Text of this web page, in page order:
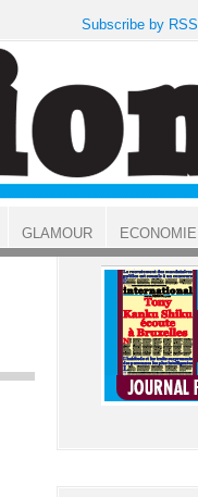
Subscribe by RSS
GLAMOUR ECONOMIE